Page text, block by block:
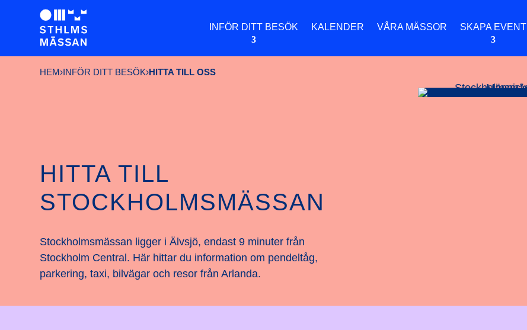
INFÖR DITT BESÖK KALENDER VÅRA MÄSSOR SKAPA EVENT
HEM›INFÖR DITT BESÖK›HITTA TILL OSS
HITTA TILL
STOCKHOLMSMÄSSAN
Stockholmsmässan ligger i Älvsjö, endast 9 minuter från
Stockholm Central. Här hittar du information om pendeltåg,
parkering, taxi, bilvägar och resor från Arlanda.